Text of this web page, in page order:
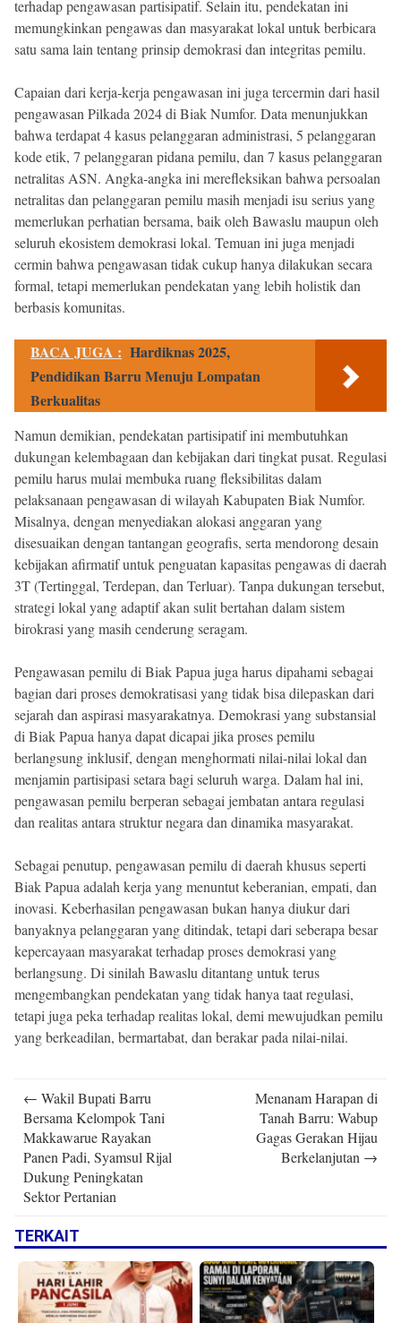
terhadap pengawasan partisipatif. Selain itu, pendekatan ini
memungkinkan pengawas dan masyarakat lokal untuk berbicara
satu sama lain tentang prinsip demokrasi dan integritas pemilu.
Capaian dari kerja-kerja pengawasan ini juga tercermin dari hasil
pengawasan Pilkada 2024 di Biak Numfor. Data menunjukkan
bahwa terdapat 4 kasus pelanggaran administrasi, 5 pelanggaran
kode etik, 7 pelanggaran pidana pemilu, dan 7 kasus pelanggaran
netralitas ASN. Angka-angka ini merefleksikan bahwa persoalan
netralitas dan pelanggaran pemilu masih menjadi isu serius yang
memerlukan perhatian bersama, baik oleh Bawaslu maupun oleh
seluruh ekosistem demokrasi lokal. Temuan ini juga menjadi
cermin bahwa pengawasan tidak cukup hanya dilakukan secara
formal, tetapi memerlukan pendekatan yang lebih holistik dan
berbasis komunitas.
BACA JUGA : Hardiknas 2025,
Pendidikan Barru Menuju Lompatan
Berkualitas
Namun demikian, pendekatan partisipatif ini membutuhkan
dukungan kelembagaan dan kebijakan dari tingkat pusat. Regulasi
pemilu harus mulai membuka ruang fleksibilitas dalam
pelaksanaan pengawasan di wilayah Kabupaten Biak Numfor.
Misalnya, dengan menyediakan alokasi anggaran yang
disesuaikan dengan tantangan geografis, serta mendorong desain
kebijakan afirmatif untuk penguatan kapasitas pengawas di daerah
3T (Tertinggal, Terdepan, dan Terluar). Tanpa dukungan tersebut,
strategi lokal yang adaptif akan sulit bertahan dalam sistem
birokrasi yang masih cenderung seragam.
Pengawasan pemilu di Biak Papua juga harus dipahami sebagai
bagian dari proses demokratisasi yang tidak bisa dilepaskan dari
sejarah dan aspirasi masyarakatnya. Demokrasi yang substansial
di Biak Papua hanya dapat dicapai jika proses pemilu
berlangsung inklusif, dengan menghormati nilai-nilai lokal dan
menjamin partisipasi setara bagi seluruh warga. Dalam hal ini,
pengawasan pemilu berperan sebagai jembatan antara regulasi
dan realitas antara struktur negara dan dinamika masyarakat.
Sebagai penutup, pengawasan pemilu di daerah khusus seperti
Biak Papua adalah kerja yang menuntut keberanian, empati, dan
inovasi. Keberhasilan pengawasan bukan hanya diukur dari
banyaknya pelanggaran yang ditindak, tetapi dari seberapa besar
kepercayaan masyarakat terhadap proses demokrasi yang
berlangsung. Di sinilah Bawaslu ditantang untuk terus
mengembangkan pendekatan yang tidak hanya taat regulasi,
tetapi juga peka terhadap realitas lokal, demi mewujudkan pemilu
yang berkeadilan, bermartabat, dan berakar pada nilai-nilai.
navigation
← Wakil Bupati Barru
Bersama Kelompok Tani
Makkawarue Rayakan
Panen Padi, Syamsul Rijal
Dukung Peningkatan
Sektor Pertanian
Menanam Harapan di
Tanah Barru: Wabup
Gagas Gerakan Hijau
Berkelanjutan →
TERKAIT